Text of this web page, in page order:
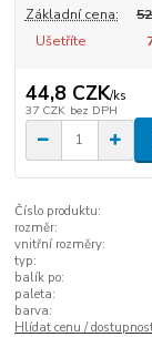
Základní cena:
Ušetříte
44,8 CZK/ks
37 CZK bez DPH
Číslo produktu:
rozměr:
vnitřní rozměry:
typ:
balík po:
paleta:
barva:
Hlídat cenu /